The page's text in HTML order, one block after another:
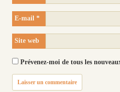
E-mail *
Site web
Prévenez-moi de tous les